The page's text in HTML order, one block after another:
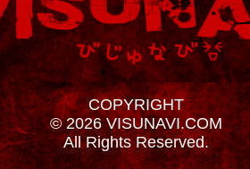
COPYRIGHT
© 2026 VISUNAVI.COM
All Rights Reserved.